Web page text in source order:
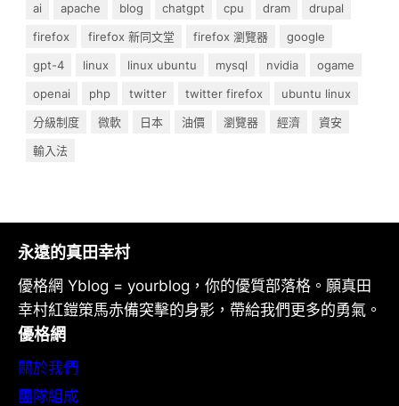
ai apache blog chatgpt cpu dram
drupal
firefox
firefox 新同文堂 firefox 瀏覽器
google
gpt-4
linux linux ubuntu mysql nvidia
ogame
openai
php twitter twitter firefox
ubuntu linux
分級制度
微軟 日本 油價 瀏覽器 經濟
資安
輸入法
永遠的真田幸村
優格網 Yblog = yourblog，你的優質部落格。願真田
幸村紅鎧策馬赤備突擊的身影，帶給我們更多的勇氣。
優格網
關於我們
團隊組成